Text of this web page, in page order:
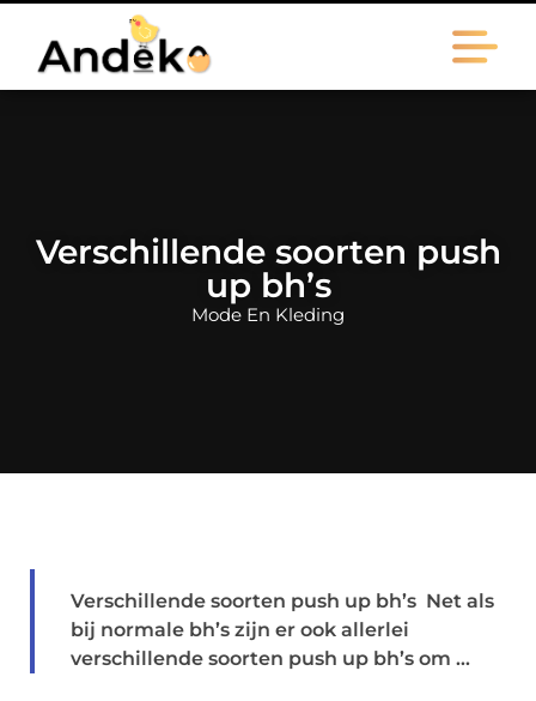
Verschillende soorten push
up bh’s
Mode En Kleding
Verschillende soorten push up bh’s Net als
bij normale bh’s zijn er ook allerlei
verschillende soorten push up bh’s om ...